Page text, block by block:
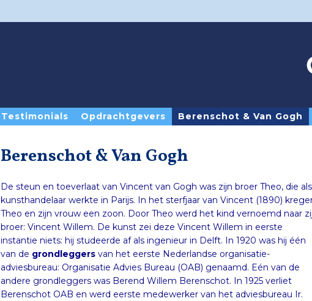
Testimonials Opdrachtgevers Berenschot & Van Gogh
Berenschot & Van Gogh
De steun en toeverlaat van Vincent van Gogh was zijn broer Theo, die als
kunsthandelaar werkte in Parijs. In het sterfjaar van Vincent (1890)
Theo en zijn vrouw een zoon. Door Theo werd het kind vernoemd naar
broer: Vincent Willem. De kunst zei deze Vincent Willem in eerste
instantie niets: hij studeerde af als ingenieur in Delft. In 1920 was hij één
van de grondleggers van het eerste Nederlandse organisatie-
adviesbureau: Organisatie Advies Bureau (OAB) genaamd. Eén van de
andere grondleggers was Berend Willem Berenschot. In 1925 verliet
Berenschot OAB en werd eerste medewerker van het adviesbureau Ir.